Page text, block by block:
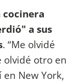
cocinera
a sus
. “Me olvidé
olvidé otro en
New York,